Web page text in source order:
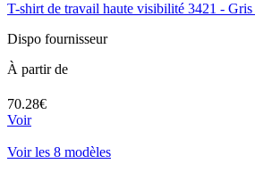
T-shirt de travail haute visibilité 3421 -
Dispo fournisseur
À partir de
70.28€
Voir
Voir les 8 modèles